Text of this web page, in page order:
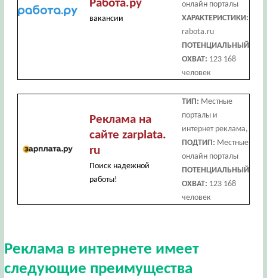
Работа.ру
вакансии
онлайн порталы
ХАРАКТЕРИСТИКИ:
rabota.ru
ПОТЕНЦИАЛЬНЫЙ
ОХВАТ: 123 168
человек
Реклама на
сайте zarplata.
ru
Поиск надежной
работы!
ТИП: Местные
порталы и
интернет реклама,
ПОДТИП: Местные
онлайн порталы
ПОТЕНЦИАЛЬНЫЙ
ОХВАТ: 123 168
человек
Реклама в интернете имеет
следующие преимущества